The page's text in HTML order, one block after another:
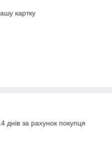
картку
днів за рахунок покупця